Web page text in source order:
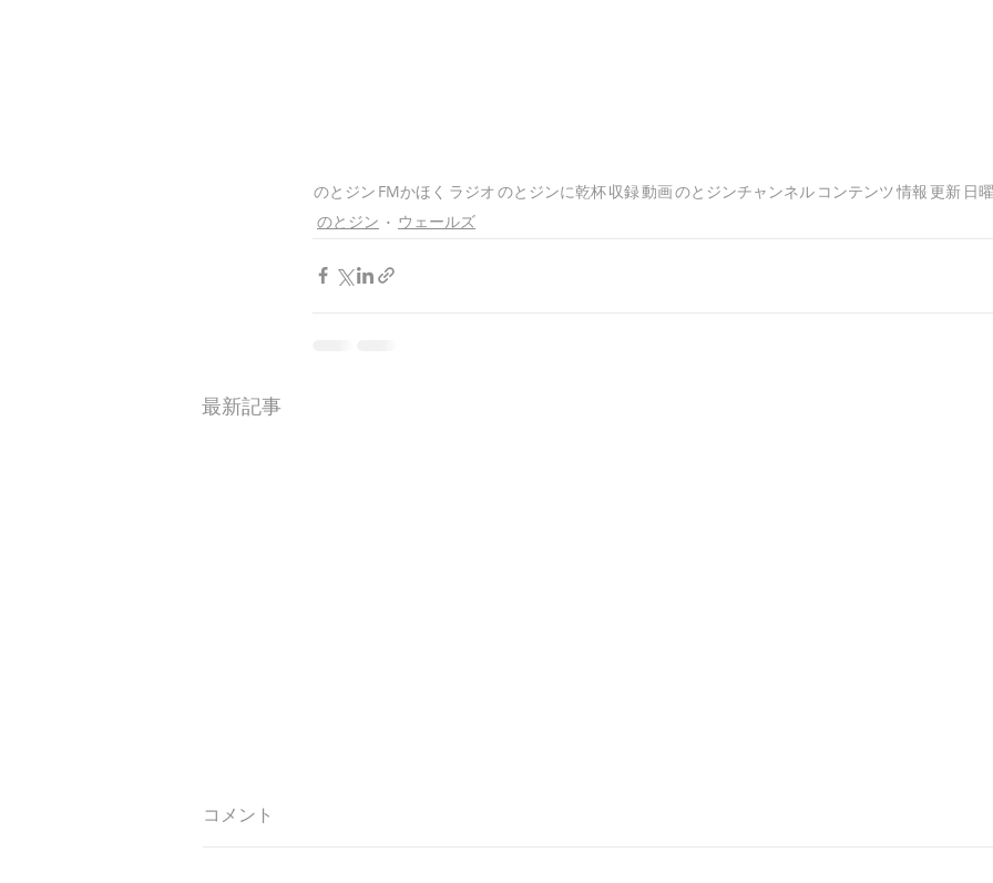
のとジン FMかほく ラジオのとジンに乾杯収録動画のとジンチャンネル コンテンツ情報更新 日曜
のとジン
ウェールズ
最新記事
コメント